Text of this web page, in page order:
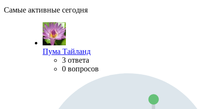
Самые активные сегодня
Пума Тайланд
3 ответа
0 вопросов